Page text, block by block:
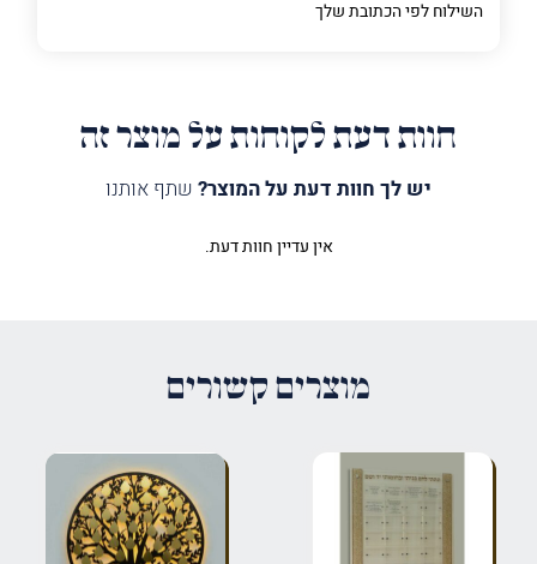
השילוח לפי הכתובת שלך
חוות דעת לקוחות על מוצר זה
יש לך חוות דעת על המוצר? שתף אותנו
הביקורת שלך*
אין עדיין חוות דעת.
מוצרים קשורים